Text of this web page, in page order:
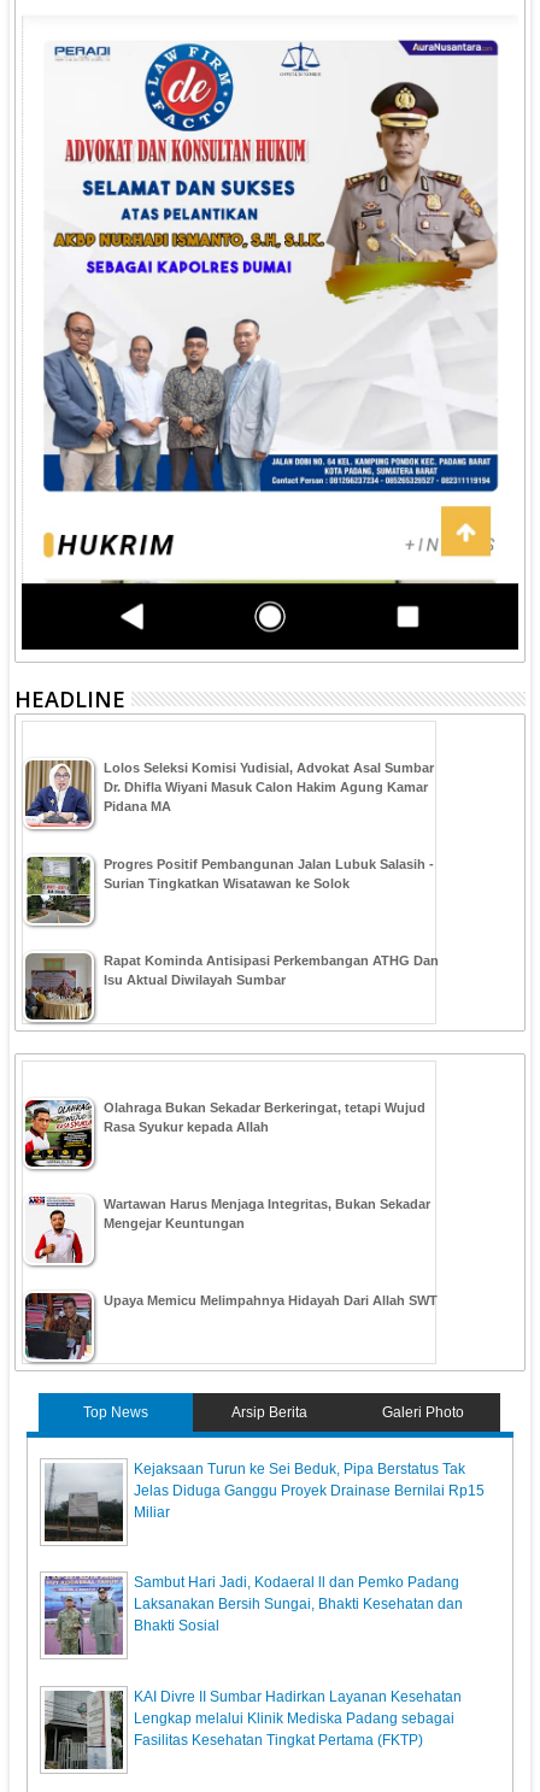
HEADLINE
‎Lolos Seleksi Komisi Yudisial, Advokat Asal Sumbar
Dr. Dhifla Wiyani Masuk Calon Hakim Agung Kamar
Pidana MA
Progres Positif Pembangunan Jalan Lubuk Salasih -
Surian Tingkatkan Wisatawan ke Solok
Rapat Kominda Antisipasi Perkembangan ATHG Dan
Isu Aktual Diwilayah Sumbar
Olahraga Bukan Sekadar Berkeringat, tetapi Wujud
Rasa Syukur kepada Allah
Wartawan Harus Menjaga Integritas, Bukan Sekadar
Mengejar Keuntungan
Upaya Memicu Melimpahnya Hidayah Dari Allah SWT
Top News Arsip Berita Galeri Photo
Kejaksaan Turun ke Sei Beduk, Pipa Berstatus Tak
Jelas Diduga Ganggu Proyek Drainase Bernilai Rp15
Miliar
Sambut Hari Jadi, Kodaeral ll dan Pemko Padang
Laksanakan Bersih Sungai, Bhakti Kesehatan dan
Bhakti Sosial
KAI Divre II Sumbar Hadirkan Layanan Kesehatan
Lengkap melalui Klinik Mediska Padang sebagai
Fasilitas Kesehatan Tingkat Pertama (FKTP)